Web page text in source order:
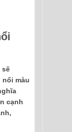
sẽ
màu
cạnh